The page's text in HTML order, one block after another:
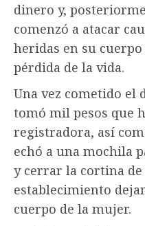
dinero y,
comenzó a atacar
heridas en su
pérdida de la vida.
Una vez cometido el
tomó mil pesos que
registradora, así
echó a una mochila
y cerrar la cortina
establecimiento
cuerpo de la mujer.